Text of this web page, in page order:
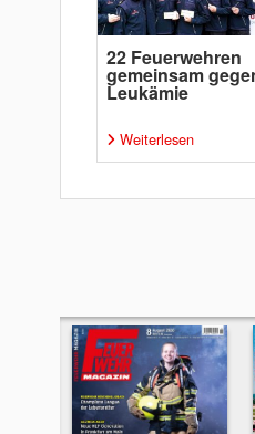
22 Feuerwehren
gemeinsam
Leukämie
Weiterlesen